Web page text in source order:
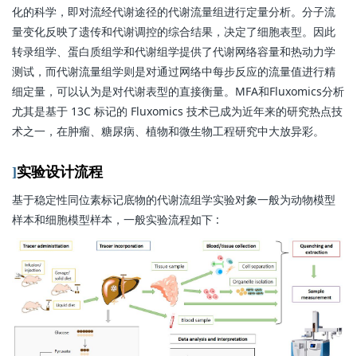
化的科学，即对流经代谢途径的代谢流量组进行定量分析。分子流
量变化反映了遗传和代谢调控的综合结果，决定了细胞表型。因此
转录组学、蛋白质组学和代谢组学提供了代谢网络容量和热动力学
测试，而代谢流量组学则是对通过网络中每步反应的流量值进行精
细定量，可以认为是对代谢表型的直接衡量。MFA和Fluxomics分析
尤其是基于 13C 标记的 Fluxomics 技术已成为近年来的研究热点技
术之一，在肿瘤、糖尿病、植物和微生物工程研究中大放异彩。
]实验设计流程
基于稳定性同位素标记底物的代谢流组学实验对象一般为动物模型
样本和细胞模型样本，一般实验流程如下 :